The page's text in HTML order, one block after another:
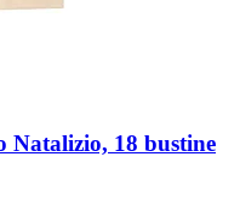
Natalizio, 18 bustine